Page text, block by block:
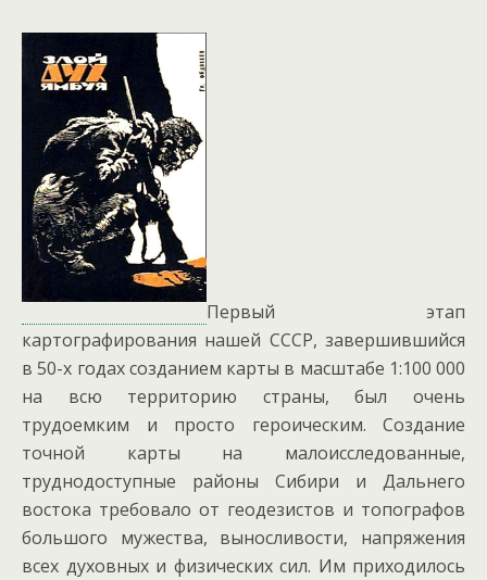
Первый этап
картографирования нашей СССР, завершившийся
в 50-х годах созданием карты в масштабе 1:100 000
на всю территорию страны, был очень
трудоемким и просто героическим. Создание
точной карты на малоисследованные,
труднодоступные районы Сибири и Дальнего
востока требовало от геодезистов и топографов
большого мужества, выносливости, напряжения
всех духовных и физических сил. Им приходилось